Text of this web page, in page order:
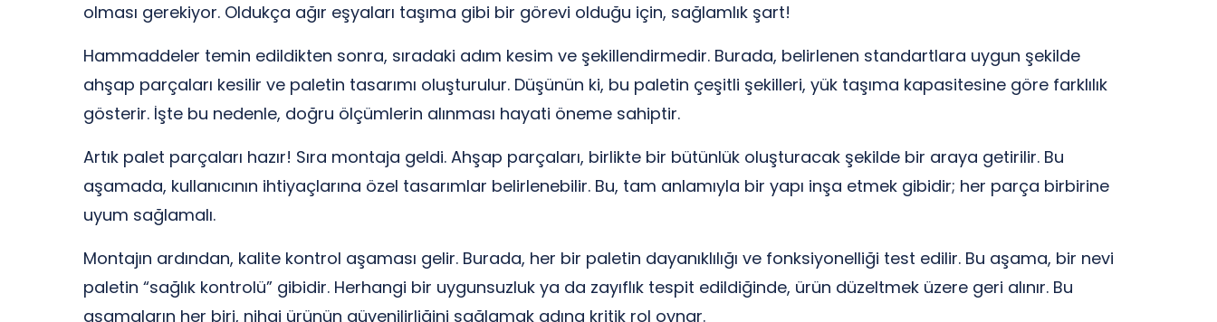
olması gerekiyor. Oldukça ağır eşyaları taşıma gibi bir görevi olduğu için, sağlamlık şart!
Hammaddeler temin edildikten sonra, sıradaki adım kesim ve şekillendirmedir. Burada, belirlenen standartlara uygun şekilde
ahşap parçaları kesilir ve paletin tasarımı oluşturulur. Düşünün ki, bu paletin çeşitli şekilleri, yük taşıma kapasitesine göre farklılık
gösterir. İşte bu nedenle, doğru ölçümlerin alınması hayati öneme sahiptir.
Artık palet parçaları hazır! Sıra montaja geldi. Ahşap parçaları, birlikte bir bütünlük oluşturacak şekilde bir araya getirilir. Bu
aşamada, kullanıcının ihtiyaçlarına özel tasarımlar belirlenebilir. Bu, tam anlamıyla bir yapı inşa etmek gibidir; her parça birbirine
uyum sağlamalı.
Montajın ardından, kalite kontrol aşaması gelir. Burada, her bir paletin dayanıklılığı ve fonksiyonelliği test edilir. Bu aşama, bir nevi
paletin “sağlık kontrolü” gibidir. Herhangi bir uygunsuzluk ya da zayıflık tespit edildiğinde, ürün düzeltmek üzere geri alınır. Bu
aşamaların her biri, nihai ürünün güvenilirliğini sağlamak adına kritik rol oynar.